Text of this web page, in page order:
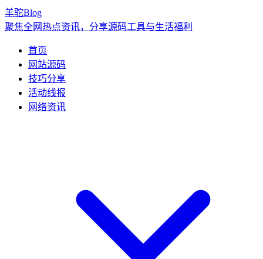
羊驼Blog
聚焦全网热点资讯，分享源码工具与生活福利
首页
网站源码
技巧分享
活动线报
网络资讯